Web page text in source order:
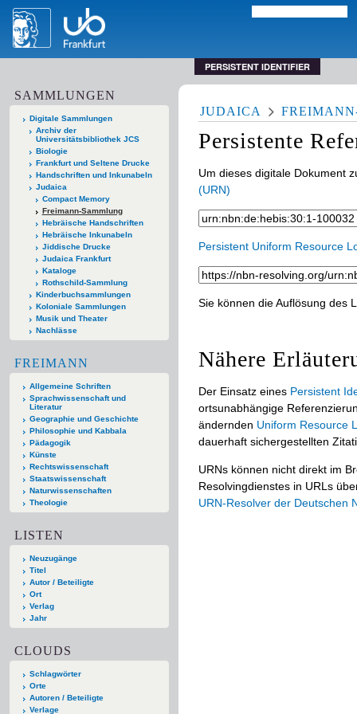
PERSISTENT IDENTIFIER
SAMMLUNGEN
Digitale Sammlungen
Archiv der
Universitätsbibliothek JCS
Biologie
Frankfurt und Seltene Drucke
Handschriften und Inkunabeln
Judaica
Compact Memory
Freimann-Sammlung
Hebräische Handschriften
Hebräische Inkunabeln
Jiddische Drucke
Judaica Frankfurt
Kataloge
Rothschild-Sammlung
Kinderbuchsammlungen
Koloniale Sammlungen
Musik und Theater
Nachlässe
FREIMANN
Allgemeine Schriften
Sprachwissenschaft und
Literatur
Geographie und Geschichte
Philosophie und Kabbala
Pädagogik
Künste
Rechtswissenschaft
Staatswissenschaft
Naturwissenschaften
Theologie
LISTEN
Neuzugänge
Titel
Autor / Beteiligte
Ort
Verlag
Jahr
CLOUDS
Schlagwörter
Orte
Autoren / Beteiligte
Verlage
JUDAICA
Persistente
Um dieses digitale Dokument
(URN)
Persistent Uniform Resource
Sie können die Auflösung des
Nähere
Der Einsatz eines Persistent
ortsunabhängige
ändernden Uniform Resource
dauerhaft sichergestellten
URNs können nicht direkt im
Resolvingdienstes in URLs
URN-Resolver der Deutschen